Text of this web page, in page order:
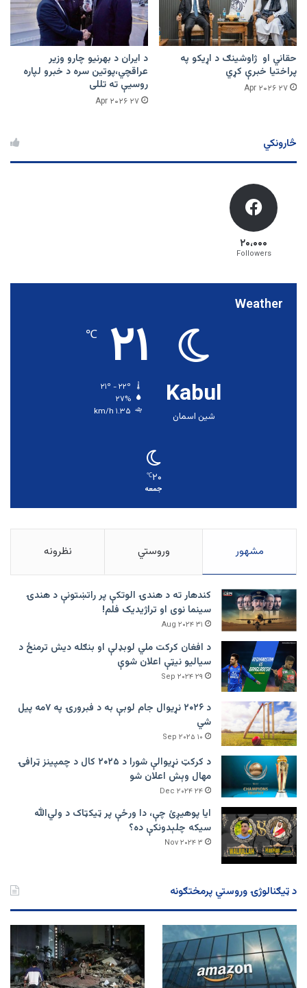
حقاني او ژاوشینګ د اړیکو په
پراختیا خبرې کړي
۲۷ Apr ۲۰۲۶
د ایران د بهرنیو چارو وزیر
عراقچي،پوتین سره د خبرو لپاره
روسیې ته تللی
۲۷ Apr ۲۰۲۶
څارونکي
۲۰،۰۰۰
Followers
Weather
Kabul
شین اسمان
۲۱ ℃
۲۷%
۱.۳۵ km/h
۲۰℃
جمعه
مشهور وروستي نظرونه
کندهار ته د هندۍ الوتکې پر راتښتونې د هندۍ
سینما نوی او تراژيديک فلم!
۳۱ Aug ۲۰۲۴
د افغان کرکت ملي لوبډلې او بنګله دیش ترمنځ د
سیالیو نیټې اعلان شوې
۲۹ Sep ۲۰۲۴
د ۲۰۲۶ نړیوال جام لوبې به د فبرورۍ په ۷مه پیل
شي
۱۰ Sep ۲۰۲۵
د کرکټ نړیوالې شورا د ۲۰۲۵ کال د چمپینز ټرافۍ
مهال وېش اعلان شو
۲۴ Dec ۲۰۲۴
ایا پوهیږئ چې، دا ورځې پر ټيکټاک د ولي‌الله
سیکه چلېدونکې ده؟
۳ Nov ۲۰۲۴
د ټیګنالوژۍ وروستي پرمختګونه